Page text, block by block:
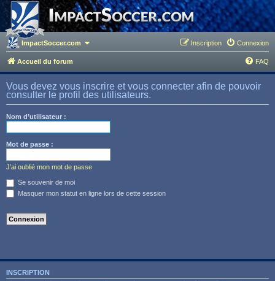
ImpactSoccer.com Connexion
Inscription
Accueil du forum FAQ
Vous devez vous inscrire et vous connecter afin de pouvoir
consulter le profil des utilisateurs.
Nom d’utilisateur :
Mot de passe :
J’ai oublié mon mot de passe
Se souvenir de moi
Masquer mon statut en ligne lors de cette session
INSCRIPTION